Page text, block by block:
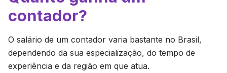
contador?
O salário de um contador varia bastante no Brasil,
dependendo da sua especialização, do tempo de
experiência e da região em que atua.